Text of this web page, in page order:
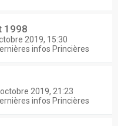
1998
2019, 15:30
infos Princières
2019, 21:23
infos Princières